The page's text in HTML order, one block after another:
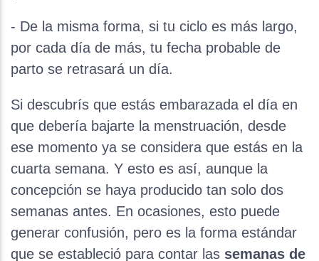
- De la misma forma, si tu ciclo es más largo,
por cada día de más, tu fecha probable de
parto se retrasará un día.
Si descubrís que estás embarazada el día en
que debería bajarte la menstruación, desde
ese momento ya se considera que estás en la
cuarta semana. Y esto es así, aunque la
concepción se haya producido tan solo dos
semanas antes. En ocasiones, esto puede
generar confusión, pero es la forma estándar
que se estableció para contar las semanas de